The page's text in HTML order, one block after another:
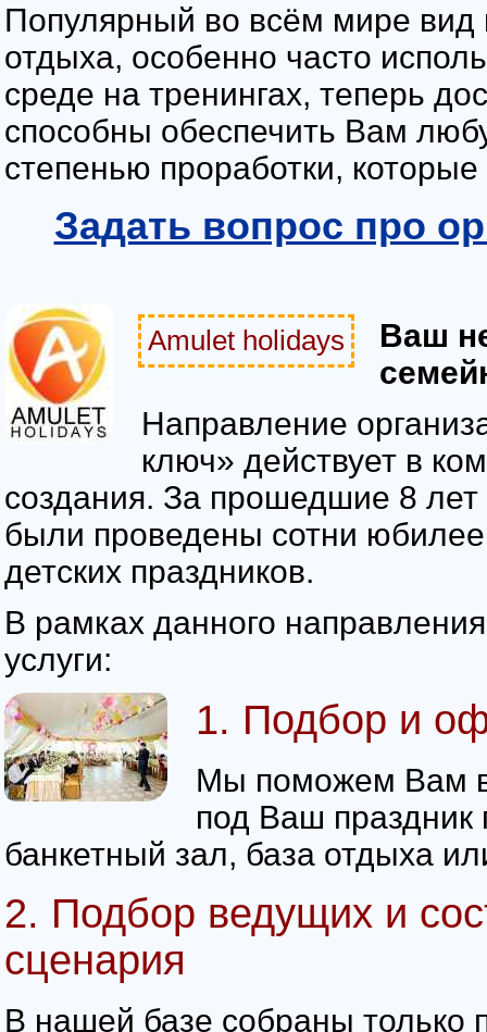
Популярный во всём мире вид
отдыха, особенно часто
среде на тренингах, теперь
способны обеспечить Вам
степенью проработки,
Задать вопрос про
Amulet holidays
Ваш
Направление
ключ» действует в
создания. За прошедшие 8
были проведены сотни
детских праздников.
В рамках данного
услуги:
1. Подбор и
Мы поможем Вам
под Ваш праздник
банкетный зал, база отдыха
2. Подбор ведущих и
сценария
В нашей базе собраны только